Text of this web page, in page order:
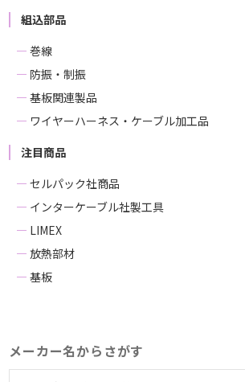
組込部品
巻線
防振・制振
基板関連製品
ワイヤーハーネス・ケーブル加工品
注目商品
セルパック社商品
インターケーブル社製工具
LIMEX
放熱部材
基板
メーカー名からさがす